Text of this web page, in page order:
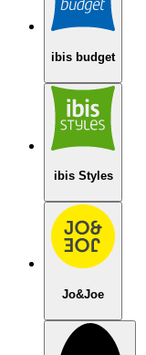
ibis budget
ibis Styles
Jo&Joe